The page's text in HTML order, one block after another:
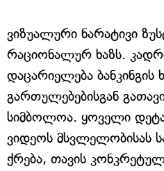
ვიზუალური ნარატივი
რაციონალურ ხაზს.
დაცარიელება
გართულებებისგან
სიმბოლოა. ყოველი
ვიდეოს მსვლელობისას
ქრება, თავის